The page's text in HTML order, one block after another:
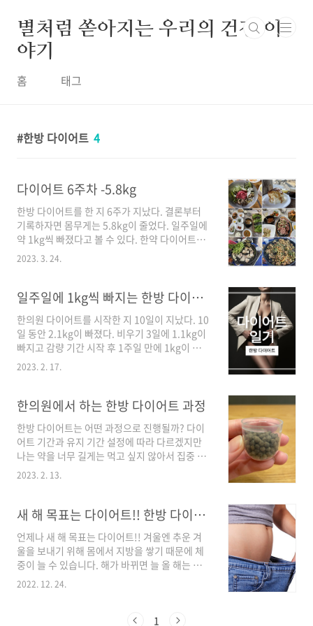
별처럼 쏟아지는 우리의 건강 이
야기
홈 태그
한방 다이어트 4
다이어트 6주차 -5.8kg
한방 다이어트를 한 지 6주가 지났다. 결론부터
기록하자면 몸무게는 5.8kg이 줄었다. 일주일에
약 1kg씩 빠졌다고 볼 수 있다. 한약 다이어트를
하면서 크게 힘든 점은 없었다. 하루 세 번 식사
도 다녀오고 알차게 먹기도 했지만 다이어트 성
공! 2월 마지막주에 생리주기가 찾아왔고 이것저
것 먹었던 기간이 있었다. 평소에 건강한 음식으
로 식사를 하다가 라면이나 과자, 초콜릿을 먹기
도 했다. 생리 기간 중에는 몸무게가 줄지 않았고
오히려 0.3kg 증가되기도 했다. 하지만 살이 찐
에는 1.5~2.5kg는 그냥 ..
2023. 3. 24.
일주일에 1kg씩 빠지는 한방 다이어트
한의원 다이어트를 시작한 지 10일이 지났다. 10
일 동안 2.1kg이 빠졌다. 비우기 3일에 1.1kg이
빠지고 감량 기간 시작 후 1주일 만에 1kg이 빠졌
다. 매주 1kg씩 감량할 수 있다면 봄엔 ‘날씬
방식 하루 세 번 식사 직전에 다이어트 한약을 먹
다. 다이어트 방식은 아주 간단하다. 한약을 먹고,
평소보다 적은 양으로 식사하고, 물을 자주 마셔
주면 된다. 집중 감량 기간인 4주 동안은 특별히
운동을 하지도 않는다. 한약으로 다이어트하면
과 더운 느낌 한약..
2023. 2. 17.
한의원에서 하는 한방 다이어트 과정
한방 다이어트는 어떤 과정으로 진행될까? 다이
어트 기간과 유지 기간 설정에 따라 다르겠지만
나는 약을 너무 길게는 먹고 싶지 않아서 집중 감
량 기간 1개월과 5개월 유지 기간으로 설정했다.
단계의 한약을 먹을 건지 테스트가 끝나면 3일간
의 비우기 과정을 진행한다. 테스트 약과 비슷한
비움 한약을 3일 동안 먹고, 아침과 저녁은 식사
를 선식으로 대체한다. 점심 식사는 평소의 50%
만 먹는다. 이런 비우기 과정을 하는 이유는 위장
을 수축시켜서 식사량을 줄이는 것과 부기를 제
2023. 2. 13.
새 해 목표는 다이어트!! 한방 다이어트 알아보기
언제나 새 해 목표는 다이어트!! 겨울엔 추운 겨
울을 보내기 위해 몸에서 지방을 쌓기 때문에 체
중이 늘 수 있습니다. 해가 바뀌면 늘 올 해는 다
이어트에 성공하겠다고 다짐하지만 쉽지 않습니
다. 상대적으로 수월하다는 한방 다이어트 알아
이어트 2022년도 일주일 정도 남았습니다. 한 해
2022. 12. 24.
1